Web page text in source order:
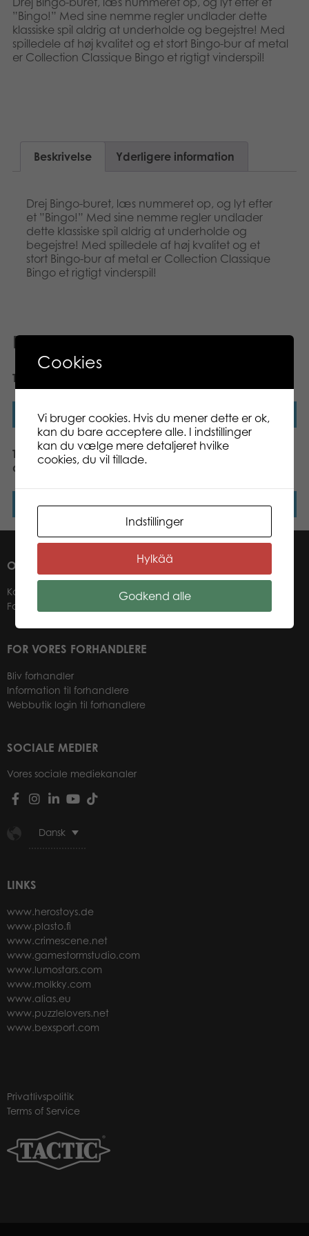
Bøger
Applikationer
Suomi
Nederlands
Deutsch
”Bingo!” Med sine nemme regler undlader dette
klassiske spil aldrig at underholde og begejstre! Med
spilledele af høj kvalitet og et stort Bingo-bur af metal
er Collection Classique Bingo et rigtigt vinderspil!
Beskrivelse Yderligere information
Drej Bingo-buret, læs nummeret op, og lyt efter
et ”Bingo!” Med sine nemme regler undlader
dette klassiske spil aldrig at underholde og
begejstre! Med spilledele af høj kvalitet og et
stort Bingo-bur af metal er Collection Classique
Bingo et rigtigt vinderspil!
Relaterede varer
Tactic Yatzy med bæger
Læs mere Læs mere
Tactic Monster Bingo for
de små
Læs mere
Tactic Active Play Giant
Læs mere
OM OS
Kontakter
Forhandlere
FOR VORES FORHANDLERE
Bliv forhandler
Information til forhandlere
Webbutik login til forhandlere
SOCIALE MEDIER
Vores sociale mediekanaler
Dansk
LINKS
www.herostoys.de
www.plasto.fi
www.crimescene.net
www.gamestormstudio.com
www.lumostars.com
www.molkky.com
www.alias.eu
www.puzzlelovers.net
www.bexsport.com
Privatlivspolitik
Terms of Service
Cookies
Vi bruger cookies. Hvis du mener dette er ok,
kan du bare acceptere alle. I indstillinger
kan du vælge mere detaljeret hvilke
cookies, du vil tillade.
Indstillinger
Hylkää
Godkend alle